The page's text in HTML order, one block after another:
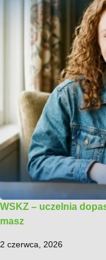
WSKZ – uczelnia
masz
2 czerwca, 2026